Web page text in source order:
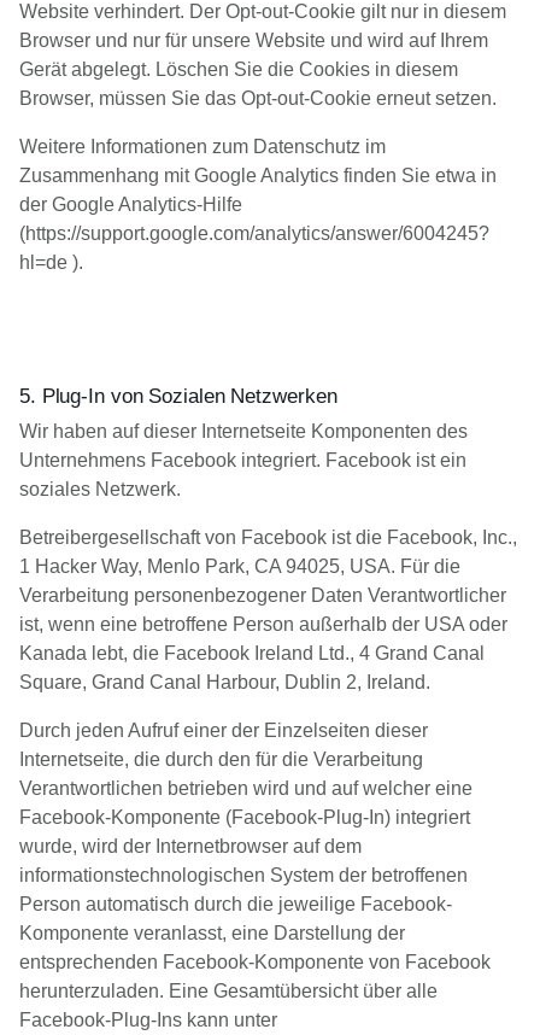
Website verhindert. Der Opt-out-Cookie gilt nur in diesem
Browser und nur für unsere Website und wird auf Ihrem
Gerät abgelegt. Löschen Sie die Cookies in diesem
Browser, müssen Sie das Opt-out-Cookie erneut setzen.
Weitere Informationen zum Datenschutz im
Zusammenhang mit Google Analytics finden Sie etwa in
der Google Analytics-Hilfe
(https://support.google.com/analytics/answer/6004245?
hl=de ).
5. Plug-In von Sozialen Netzwerken
Wir haben auf dieser Internetseite Komponenten des
Unternehmens Facebook integriert. Facebook ist ein
soziales Netzwerk.
Betreibergesellschaft von Facebook ist die Facebook, Inc.,
1 Hacker Way, Menlo Park, CA 94025, USA. Für die
Verarbeitung personenbezogener Daten Verantwortlicher
ist, wenn eine betroffene Person außerhalb der USA oder
Kanada lebt, die Facebook Ireland Ltd., 4 Grand Canal
Square, Grand Canal Harbour, Dublin 2, Ireland.
Durch jeden Aufruf einer der Einzelseiten dieser
Internetseite, die durch den für die Verarbeitung
Verantwortlichen betrieben wird und auf welcher eine
Facebook-Komponente (Facebook-Plug-In) integriert
wurde, wird der Internetbrowser auf dem
informationstechnologischen System der betroffenen
Person automatisch durch die jeweilige Facebook-
Komponente veranlasst, eine Darstellung der
entsprechenden Facebook-Komponente von Facebook
herunterzuladen. Eine Gesamtübersicht über alle
Facebook-Plug-Ins kann unter